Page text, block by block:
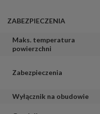
ZABEZPIECZENIA
Maks. temperatura
powierzchni
Zabezpieczenia
Wyłącznik na obudowie